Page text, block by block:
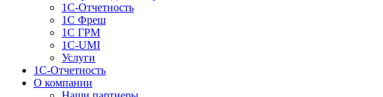
1С-Отчетность
1С Фреш
1С ГРМ
1C-UMI
Услуги
1С-Отчетность
О компании